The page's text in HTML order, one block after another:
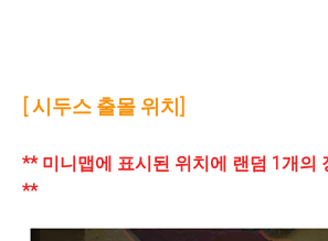
[ 시두스 출몰 위치]
** 미니맵에 표시된 위치에 랜덤 1개의
**